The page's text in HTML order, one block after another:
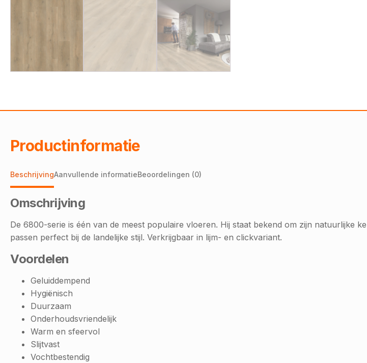
Productinformatie
BeschrijvingAanvullende informatieBeoordelingen (0)
Omschrijving
De 6800-serie is één van de meest populaire vloeren. Hij staat bekend om zijn natuurlijke
passen perfect bij de landelijke stijl. Verkrijgbaar in lijm- en clickvariant.
Voordelen
Geluiddempend
Hygiënisch
Duurzaam
Onderhoudsvriendelijk
Warm en sfeervol
Slijtvast
Vochtbestendig